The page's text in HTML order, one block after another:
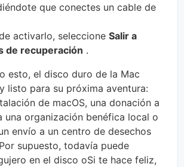
que conectes un cable de
activarlo, seleccione Salir a
de recuperación .
esto, el disco duro de la Mac
listo para su próxima aventura:
de macOS, una donación a
una organización benéfica local o
envío a un centro de desechos
supuesto, todavía puede
en el disco oSi te hace feliz,